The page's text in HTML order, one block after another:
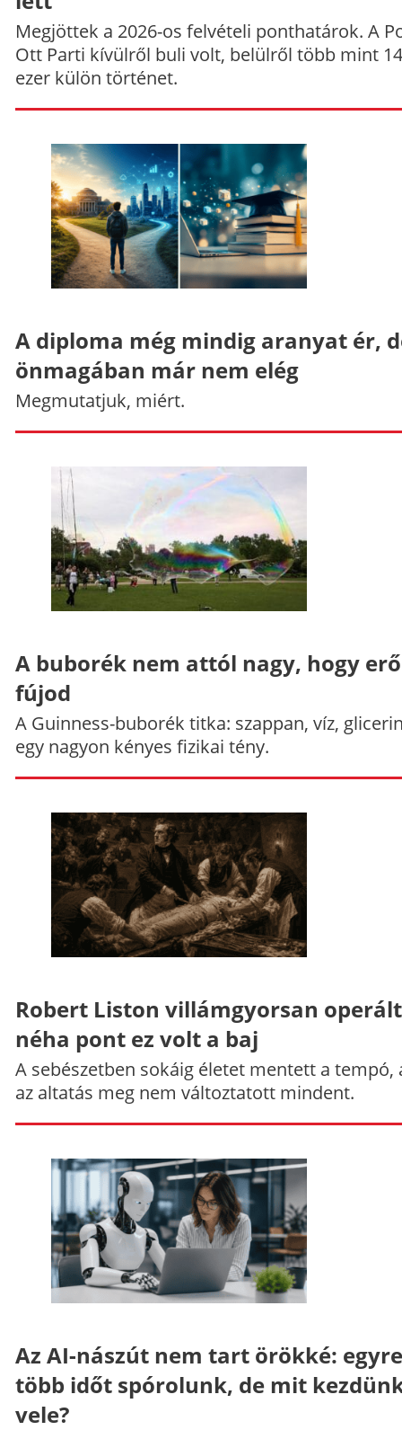
Megjöttek a 2026-os felvételi ponthatárok. A
Ott Parti kívülről buli volt, belülről több mint
ezer külön történet.
A diploma még mindig aranyat ér,
önmagában már nem elég
Megmutatjuk, miért.
A buborék nem attól nagy, hogy
fújod
A Guinness-buborék titka: szappan, víz,
egy nagyon kényes fizikai tény.
Robert Liston villámgyorsan
néha pont ez volt a baj
A sebészetben sokáig életet mentett a tempó,
az altatás meg nem változtatott mindent.
Az AI-nászút nem tart örökké: egyre
több időt spórolunk, de mit
vele?